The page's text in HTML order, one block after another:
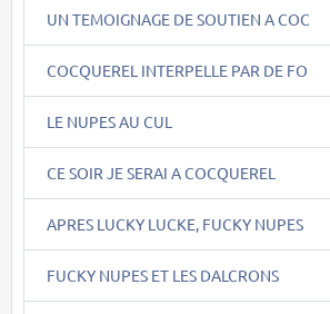
UN TEMOIGNAGE DE SOUTIEN A COC
COCQUEREL INTERPELLE PAR DE FO
LE NUPES AU CUL
CE SOIR JE SERAI A COCQUEREL
APRES LUCKY LUCKE, FUCKY NUPES
FUCKY NUPES ET LES DALCRONS